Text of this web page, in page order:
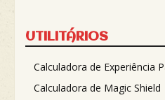
UTILITÁRIOS
Calculadora de Experiência
Calculadora de Magic Shield